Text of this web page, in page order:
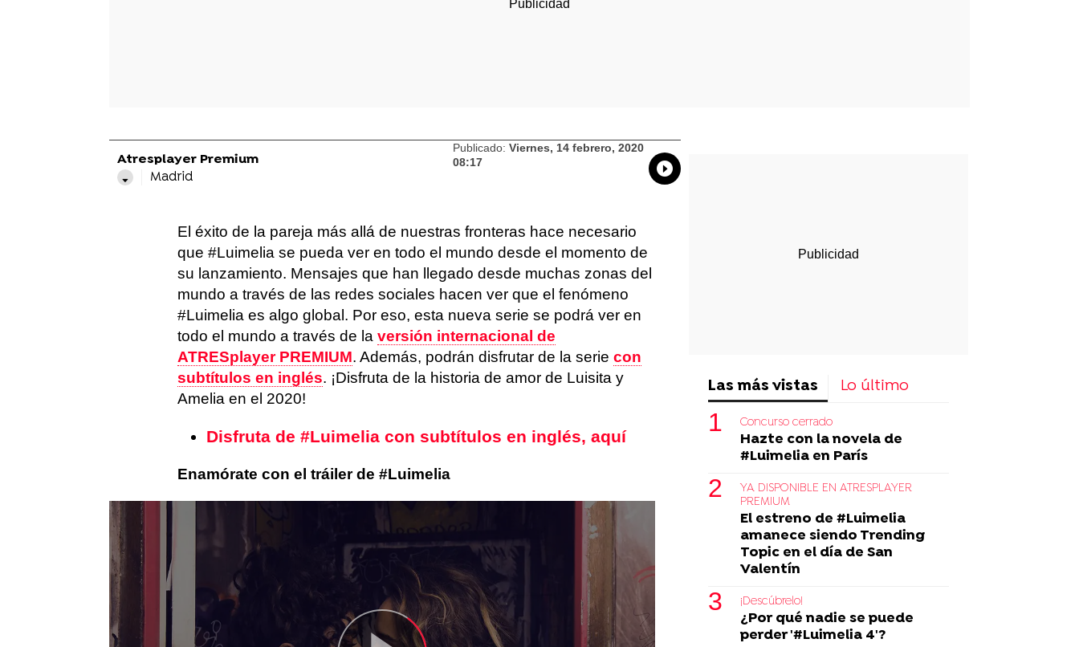
Atresplayer Premium
Madrid
Publicado:Viernes, 14 febrero, 2020
08:17
Whatsapp
Compartir
El éxito de la pareja más allá de nuestras fronteras hace necesario
que #Luimelia se pueda ver en todo el mundo desde el momento de
su lanzamiento. Mensajes que han llegado desde muchas zonas del
mundo a través de las redes sociales hacen ver que el fenómeno
#Luimelia es algo global. Por eso, esta nueva serie se podrá ver en
todo el mundo a través de la versión internacional de
ATRESplayer PREMIUM. Además, podrán disfrutar de la serie con
subtítulos en inglés. ¡Disfruta de la historia de amor de Luisita y
Amelia en el 2020!
Disfruta de #Luimelia con subtítulos en inglés, aquí
Enamórate con el tráiler de #Luimelia
Las más vistas Lo último
Concurso cerrado
Hazte con la novela de
#Luimelia en París
YA DISPONIBLE EN ATRESPLAYER
PREMIUM
El estreno de #Luimelia
amanece siendo Trending
Topic en el día de San
Valentín
¡Descúbrelo!
¿Por qué nadie se puede
perder '#Luimelia 4'?